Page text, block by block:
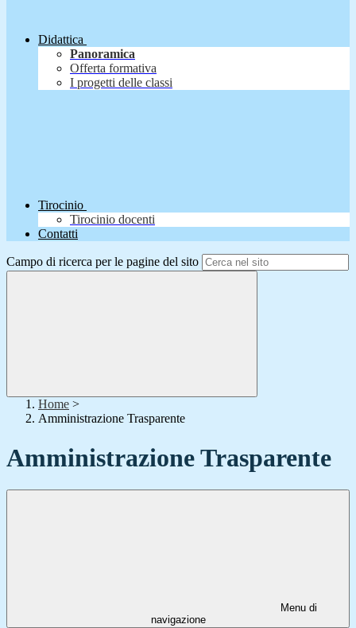
Didattica
Panoramica
Offerta formativa
I progetti delle classi
Tirocinio
Tirocinio docenti
Contatti
Campo di ricerca per le pagine del sito
Home >
Amministrazione Trasparente
Amministrazione Trasparente
Menu di
navigazione